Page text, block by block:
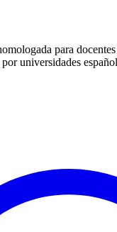
para
universidades